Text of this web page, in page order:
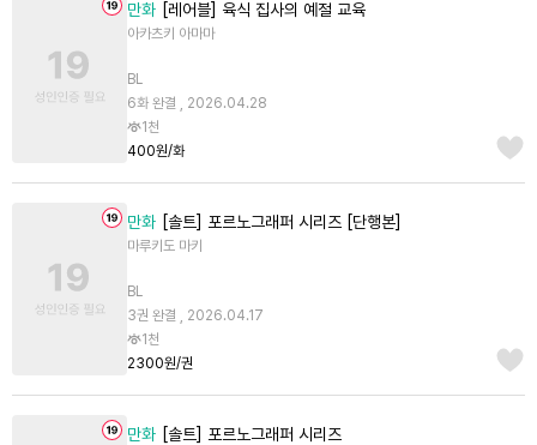
만화 [레어블] 육식 집사의 예절 교육
아카츠키 아마마
BL
6화 완결 , 2026.04.28
1천
400원/화
만화 [솔트] 포르노그래퍼 시리즈 [단행본]
마루키도 마키
BL
3권 완결 , 2026.04.17
1천
2300원/권
만화 [솔트] 포르노그래퍼 시리즈